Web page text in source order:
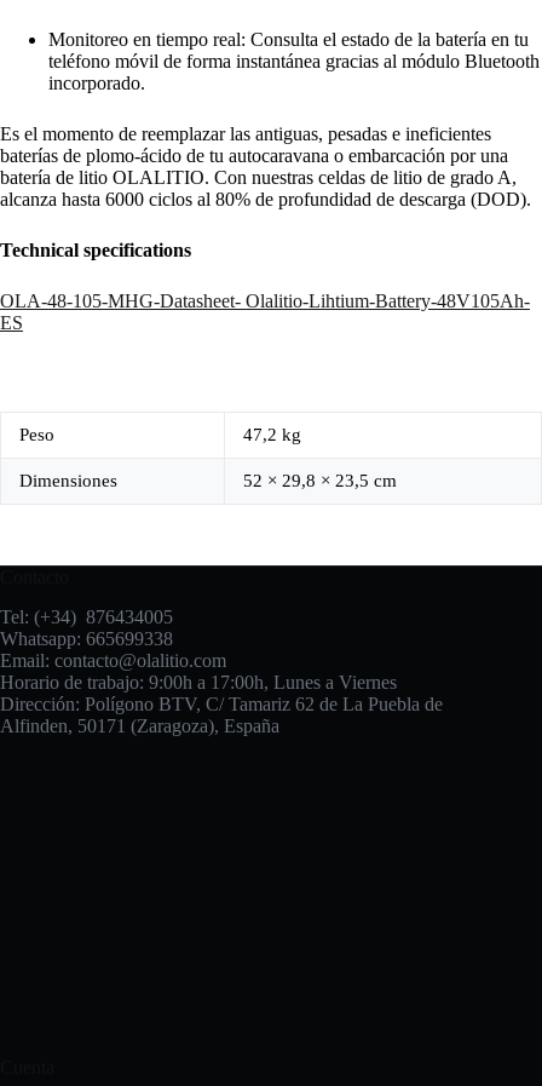
Monitoreo en tiempo real: Consulta el estado de la batería en tu
teléfono móvil de forma instantánea gracias al módulo Bluetooth
incorporado.
Es el momento de reemplazar las antiguas, pesadas e ineficientes
baterías de plomo-ácido de tu autocaravana o embarcación por una
batería de litio OLALITIO. Con nuestras celdas de litio de grado A,
alcanza hasta 6000 ciclos al 80% de profundidad de descarga (DOD).
Technical specifications
OLA-48-105-MHG-Datasheet- Olalitio-Lihtium-Battery-48V105Ah-
ES
Peso 47,2 kg
Dimensiones 52 × 29,8 × 23,5 cm
Tel: (+34) 876434005
Whatsapp: 665699338
Email: contacto@olalitio.com
Horario de trabajo: 9:00h a 17:00h, Lunes a Viernes
Dirección: Polígono BTV, C/ Tamariz 62 de La Puebla de
Alfinden, 50171 (Zaragoza), España